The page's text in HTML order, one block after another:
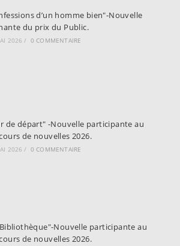
d’un homme bien"-Nouvelle
du prix du Public.
2026 / 0 COMMENTAIRE
de départ" -Nouvelle participante au
de nouvelles 2026.
2026 / 0 COMMENTAIRE
Nouvelle participante au
de nouvelles 2026.